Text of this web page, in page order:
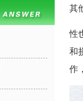
其
性
和
作